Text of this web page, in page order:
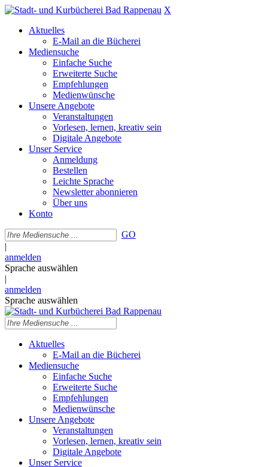
X
Aktuelles
E-Mail an die Bücherei
Mediensuche
Einfache Suche
Erweiterte Suche
Empfehlungen
Medienwünsche
Unsere Angebote
Veranstaltungen
Vorlesen, lernen, kreativ sein
Digitale Angebote
Unser Service
Anmeldung
Bestellen
Leichte Sprache
Newsletter abonnieren
Über uns
Konto
GO
|
anmelden
Sprache auswählen
|
anmelden
Sprache auswählen
Aktuelles
E-Mail an die Bücherei
Mediensuche
Einfache Suche
Erweiterte Suche
Empfehlungen
Medienwünsche
Unsere Angebote
Veranstaltungen
Vorlesen, lernen, kreativ sein
Digitale Angebote
Unser Service